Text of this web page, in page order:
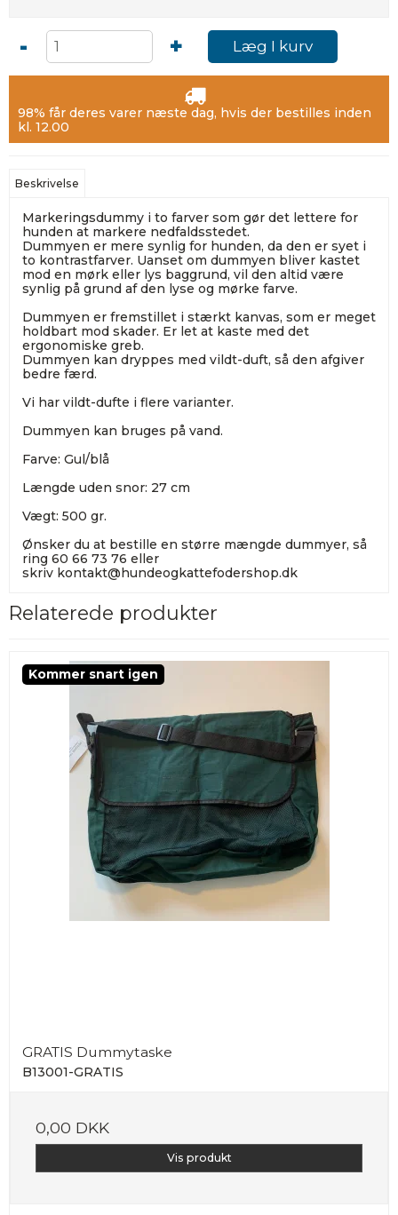
- + Læg I kurv
98% får deres varer næste dag, hvis der bestilles inden
kl. 12.00
Beskrivelse
Markeringsdummy i to farver som gør det lettere for
hunden at markere nedfaldsstedet.
Dummyen er mere synlig for hunden, da den er syet i
to kontrastfarver. Uanset om dummyen bliver kastet
mod en mørk eller lys baggrund, vil den altid være
synlig på grund af den lyse og mørke farve.
Dummyen er fremstillet i stærkt kanvas, som er meget
holdbart mod skader. Er let at kaste med det
ergonomiske greb.
Dummyen kan dryppes med vildt-duft, så den afgiver
bedre færd.
Vi har vildt-dufte i flere varianter.
Dummyen kan bruges på vand.
Farve: Gul/blå
Længde uden snor: 27 cm
Vægt: 500 gr.
Ønsker du at bestille en større mængde dummyer, så
ring 60 66 73 76 eller
skriv kontakt@hundeogkattefodershop.dk
Relaterede produkter
Kommer snart igen
GRATIS Dummytaske
B13001-GRATIS
0,00 DKK
Vis produkt